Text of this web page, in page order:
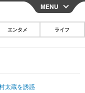
CLOSE
MENU
エンタメ ライフ
太蔵を誘惑